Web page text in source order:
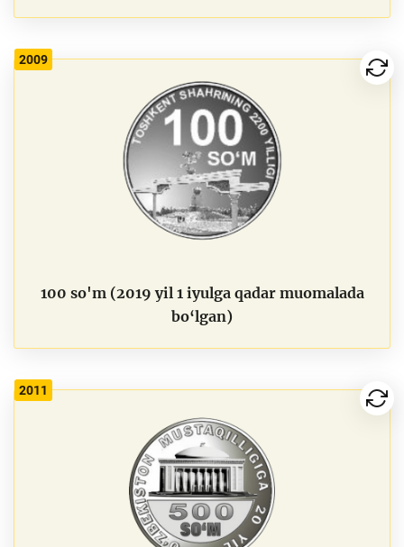
100 so'm (2019 yil 1 iyulga qadar muomalada
bo‘lgan)
2009
2011